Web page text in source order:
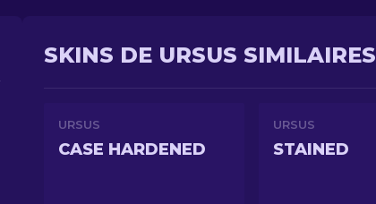
SKINS DE URSUS SIMILAIRES
URSUS
CASE HARDENED
URSUS
STAINED